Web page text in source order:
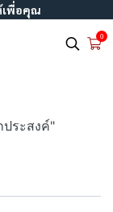
เพื่อคุณ
0
ระสงค์"